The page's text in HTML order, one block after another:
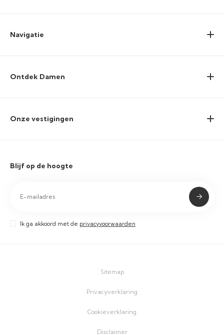
Navigatie
Ontdek Damen
Onze vestigingen
Blijf op de hoogte
Ik ga akkoord met de privacyvoorwaarden
Sitemap
Privacyverklaring
Cookieverklaring
Disclaimer